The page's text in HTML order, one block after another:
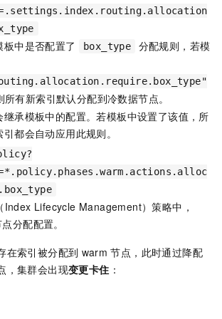
中是否配置了 box_type
分配规则，若模
所有新索引默认分配到冷数据节点。
继承模板中的配置。若模板中设置了该值，所
都会自动应用此规则。
Index Lifecycle Management）策略中，
分配配置。
在索引被分配到 warm 节点，此时通过降配
，集群会出现变更卡住 ：